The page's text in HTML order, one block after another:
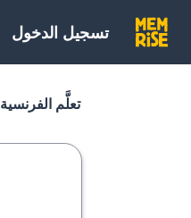
تسجيل الدخول
تعلَّم الفرنسية